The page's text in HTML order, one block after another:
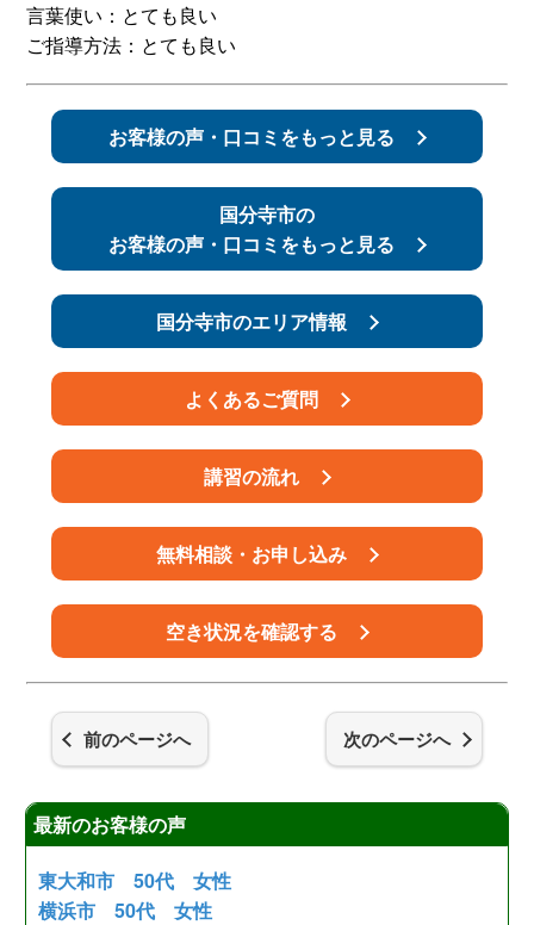
新着情報
言葉使い：とても良い
ご指導方法：とても良い
お客様の声・口コミをもっと見る
国分寺市の
お客様の声・口コミをもっと見る
国分寺市のエリア情報
よくあるご質問
講習の流れ
無料相談・お申し込み
空き状況を確認する
前のページへ 次のページへ
最新のお客様の声
東大和市 50代 女性
横浜市 50代 女性